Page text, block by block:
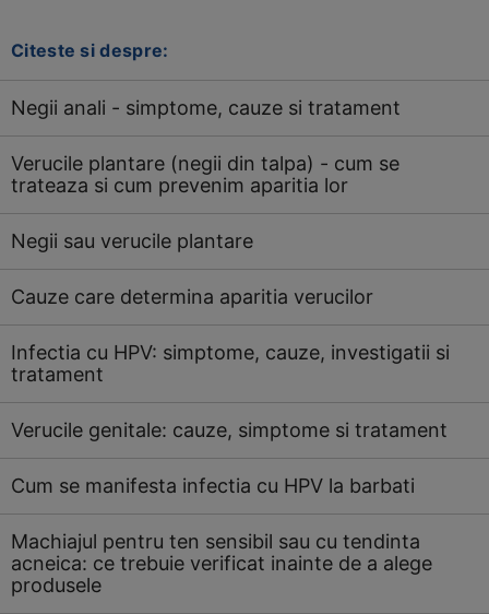
Citeste si despre:
Negii anali - simptome, cauze si tratament
Verucile plantare (negii din talpa) - cum se
trateaza si cum prevenim aparitia lor
Negii sau verucile plantare
Cauze care determina aparitia verucilor
Infectia cu HPV: simptome, cauze, investigatii si
tratament
Verucile genitale: cauze, simptome si tratament
Cum se manifesta infectia cu HPV la barbati
Machiajul pentru ten sensibil sau cu tendinta
acneica: ce trebuie verificat inainte de a alege
produsele